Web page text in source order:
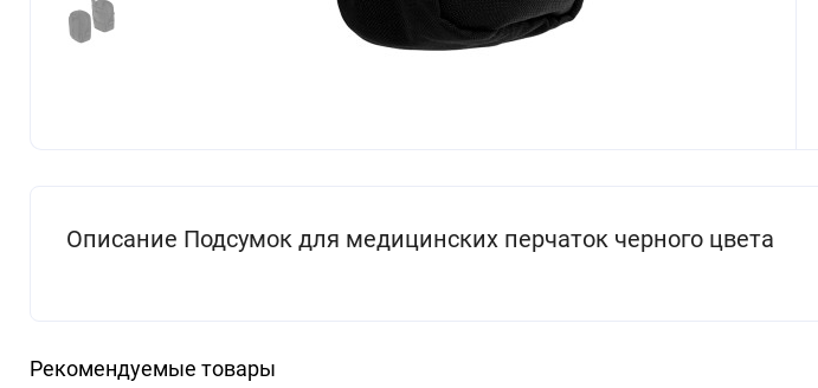
Описание Подсумок для медицинских перчаток черного цвета
Рекомендуемые товары